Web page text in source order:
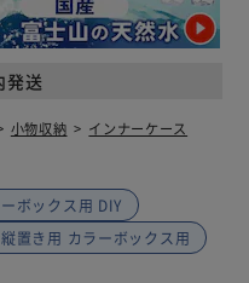
発送
小物収納 インナーケース
ボックス用 DIY
置き用 カラーボックス用